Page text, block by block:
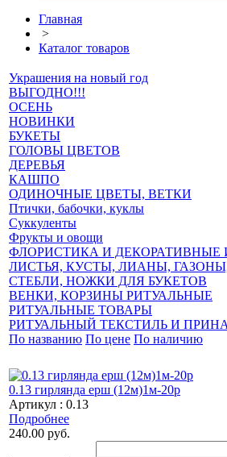
Главная
>
Каталог товаров
Украшения на новый год
ВЫГОДНО!!!
ОСЕНЬ
НОВИНКИ
БУКЕТЫ
ГОЛОВЫ ЦВЕТОВ
ДЕРЕВЬЯ
КАШПО
ОДИНОЧНЫЕ ЦВЕТЫ, ВЕТКИ
Птички, бабочки, куклы
Суккуленты
Фрукты и овощи
ФЛОРИСТИКА И ДЕКОРАТИВНЫЕ
ЛИСТЬЯ, КУСТЫ, ЛИАНЫ,
СТЕБЛИ, НОЖКИ ДЛЯ БУКЕТОВ
ВЕНКИ, КОРЗИНЫ РИТУАЛЬНЫЕ
РИТУАЛЬНЫЕ ТОВАРЫ
РИТУАЛЬНЫЙ ТЕКСТИЛЬ И
По названию По цене По наличию
0.13 гирлянда ерш (12м)1м-20р
Артикул : 0.13
Подробнее
240.00 руб.